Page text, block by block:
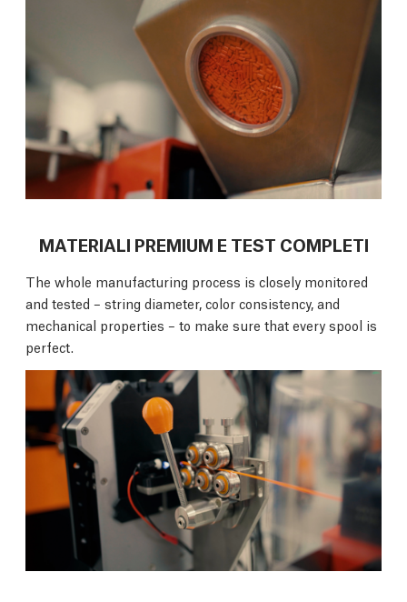
MATERIALI PREMIUM E TEST COMPLETI
The whole manufacturing process is closely monitored
and tested – string diameter, color consistency, and
mechanical properties – to make sure that every spool is
perfect.